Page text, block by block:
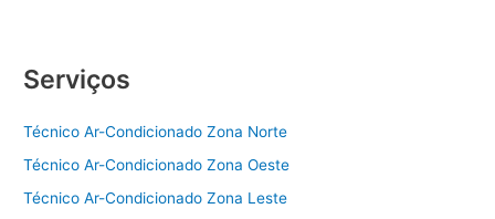
Serviços
Técnico Ar-Condicionado Zona Norte
Técnico Ar-Condicionado Zona Oeste
Técnico Ar-Condicionado Zona Leste